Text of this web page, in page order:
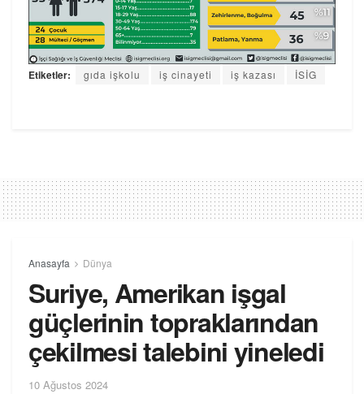
Etiketler: gıda işkolu iş cinayeti iş kazası İSİG
Anasayfa Dünya
Suriye, Amerikan işgal
güçlerinin topraklarından
çekilmesi talebini yineledi
10 Ağustos 2024